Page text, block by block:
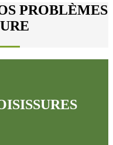
PROBLÈMES